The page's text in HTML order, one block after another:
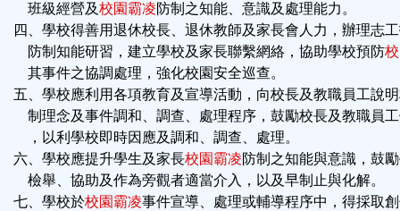
班級經營及校園霸凌防制之知能、意識及處理能力。
四、學校得善用退休校長、退休教師及家長會人力，辦理志
防制知能研習，建立學校及家長聯繫網絡，協助學校預防
其事件之協調處理，強化校園安全巡查。
五、學校應利用各項教育及宣導活動，向校長及教職員工說明
制理念及事件調和、調查、處理程序，鼓勵校長及教職員
，以利學校即時因應及調和、調查、處理。
六、學校應提升學生及家長校園霸凌防制之知能與意識，鼓
檢舉、協助及作為旁觀者適當介入，以及早制止與化解。
七、學校於校園霸凌事件宣導、處理或輔導程序中，得採取